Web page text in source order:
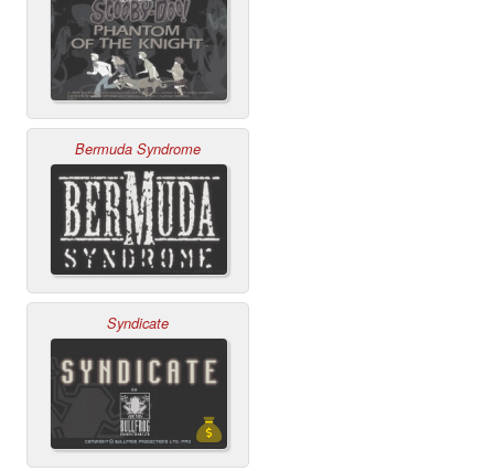
Bermuda Syndrome
Syndicate